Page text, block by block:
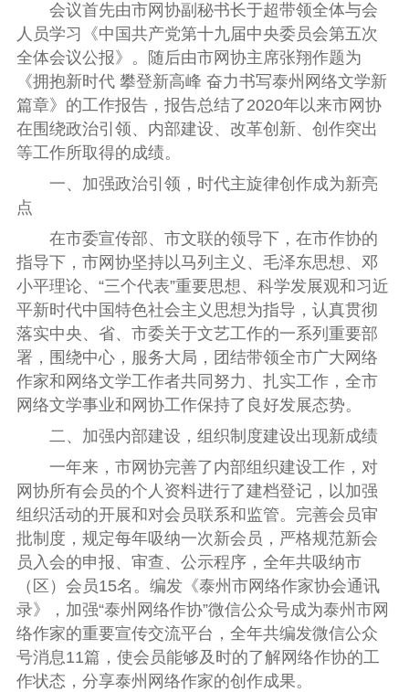
会议首先由市网协副秘书长于超带领全体与会
人员学习《中国共产党第十九届中央委员会第五次
全体会议公报》。随后由市网协主席张翔作题为
《拥抱新时代 攀登新高峰 奋力书写泰州网络文学新
篇章》的工作报告， 报告总结了2020年以来市网协
在围绕政治引领、内部建设、改革创新、创作突出
等工作所取得的成绩。
一、加强政治引领，时代主旋律创作成为新亮
点
在市委宣传部、市文联的领导下，在市作协的
指导下，市网协坚持以马列主义、毛泽东思想、邓
小平理论、 “三个代表”重要思想、科学发展观和习近
平新时代中国特色社会主义思想为指导，认真贯彻
落实中央、省、市委关于文艺工作的一系列重要部
署，围绕中心，服务大局，团结带领全市广大网络
作家和网络文学工作者共同努力、扎实工作，全市
网络文学事业和网协工作保持了良好发展态势。
二、加强内部建设，组织制度建设出现新成绩
一年来，市网协完善了内部组织建设工作，对
网协所有会员的个人资料进行了建档登记，以加强
组织活动的开展和对会员联系和监管。完善会员审
批制度，规定每年吸纳一次新会员，严格规范新会
员入会的申报、审查、公示程序，全年共吸纳市
（区）会员15名。编发《泰州市网络作家协会通讯
录》，加强“泰州网络作协”微信公众号成为泰州市网
络作家的重要宣传交流平台，全年共编发微信公众
号消息11篇，使会员能够及时的了解网络作协的工
作状态，分享泰州网络作家的创作成果。